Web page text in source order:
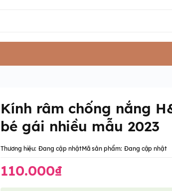
Kính râm chống nắng
bé gái nhiều mẫu 2023
Thương hiệu: Đang cập nhậtMã sản phẩm: Đang cập nhật
110.000₫